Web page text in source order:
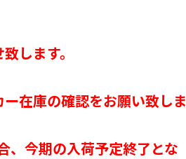
します。
在庫の確認をお願い致しま
、今期の入荷予定終了とな